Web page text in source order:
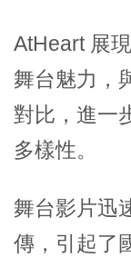
AtHeart 展
舞台魅力，
對比，進一
多樣性。
舞台影片迅
傳，引起了